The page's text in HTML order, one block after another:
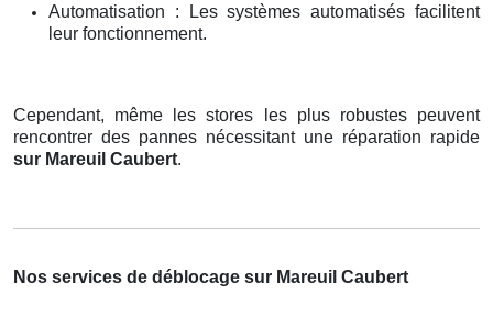
Automatisation : Les systèmes automatisés facilitent
leur fonctionnement.
Cependant, même les stores les plus robustes peuvent
rencontrer des pannes nécessitant une réparation rapide
sur Mareuil Caubert.
Nos services de déblocage sur Mareuil Caubert